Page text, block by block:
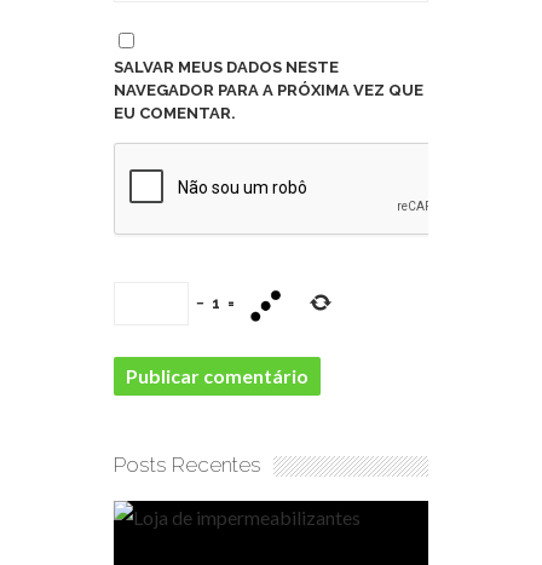
SALVAR MEUS DADOS NESTE
NAVEGADOR PARA A PRÓXIMA VEZ QUE
EU COMENTAR.
− 1 =
Posts Recentes